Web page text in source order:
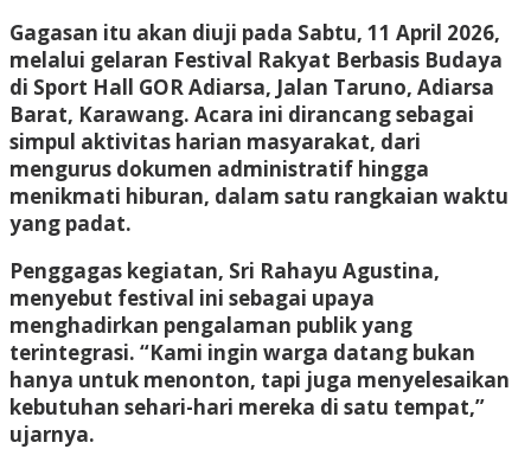
Gagasan itu akan diuji pada Sabtu, 11 April 2026,
melalui gelaran Festival Rakyat Berbasis Budaya
di Sport Hall GOR Adiarsa, Jalan Taruno, Adiarsa
Barat, Karawang. Acara ini dirancang sebagai
simpul aktivitas harian masyarakat, dari
mengurus dokumen administratif hingga
menikmati hiburan, dalam satu rangkaian waktu
yang padat.
Penggagas kegiatan, Sri Rahayu Agustina,
menyebut festival ini sebagai upaya
menghadirkan pengalaman publik yang
terintegrasi. “Kami ingin warga datang bukan
hanya untuk menonton, tapi juga menyelesaikan
kebutuhan sehari-hari mereka di satu tempat,”
ujarnya.